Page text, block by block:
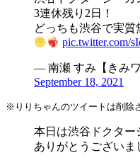
3連休残り2日！
どっちも渋谷で実
pic.twitter.com/
— 南瀬 すみ【きみワ
September 18, 2021
※りりちゃんのツイートは削除
本日は渋谷ドクター
ありがとうございま